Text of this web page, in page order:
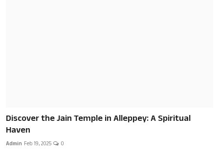
Discover the Jain Temple in Alleppey: A Spiritual
Haven
Admin Feb 19, 2025 0